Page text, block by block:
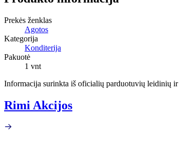
Prekės ženklas
Agotos
Kategorija
Konditerija
Pakuotė
1 vnt
Informacija surinkta iš oficialių parduotuvių leidinių ir
Rimi Akcijos